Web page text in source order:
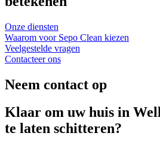
Onze diensten
Waarom voor Sepo Clean kiezen
Veelgestelde vragen
Contacteer ons
Neem contact op
Klaar om uw huis in
te laten schitteren?